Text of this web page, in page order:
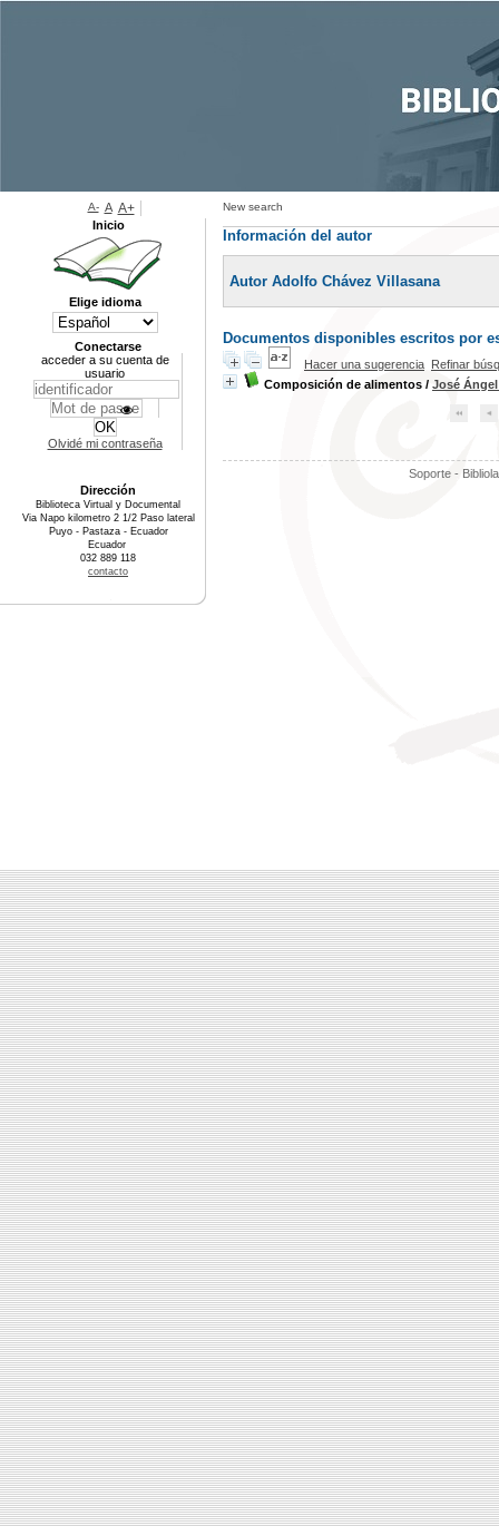
New search
Información del autor
Autor Adolfo Chávez Villasana
Documentos disponibles escritos por
Hacer una sugerencia Refinar
Composición de alimentos / José
Soporte -
A- A A+
Inicio
Elige idioma
Conectarse
acceder a su cuenta de
usuario
Olvidé mi contraseña
Dirección
Biblioteca Virtual y Documental
Via Napo kilometro 2 1/2 Paso lateral
Puyo - Pastaza - Ecuador
Ecuador
032 889 118
contacto